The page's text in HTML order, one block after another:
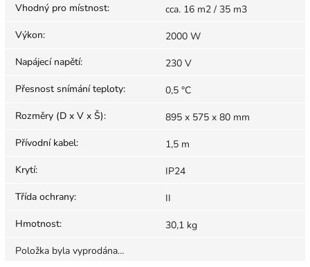
Vhodný pro místnost:
cca. 16 m2 / 35 m3
Výkon:
2000 W
Napájecí napětí:
230 V
Přesnost snímání teploty:
0,5 °C
Rozměry (D x V x Š):
895 x 575 x 80 mm
Přívodní kabel:
1,5 m
Krytí:
IP24
Třída ochrany:
II
Hmotnost:
30,1 kg
Položka byla vyprodána…